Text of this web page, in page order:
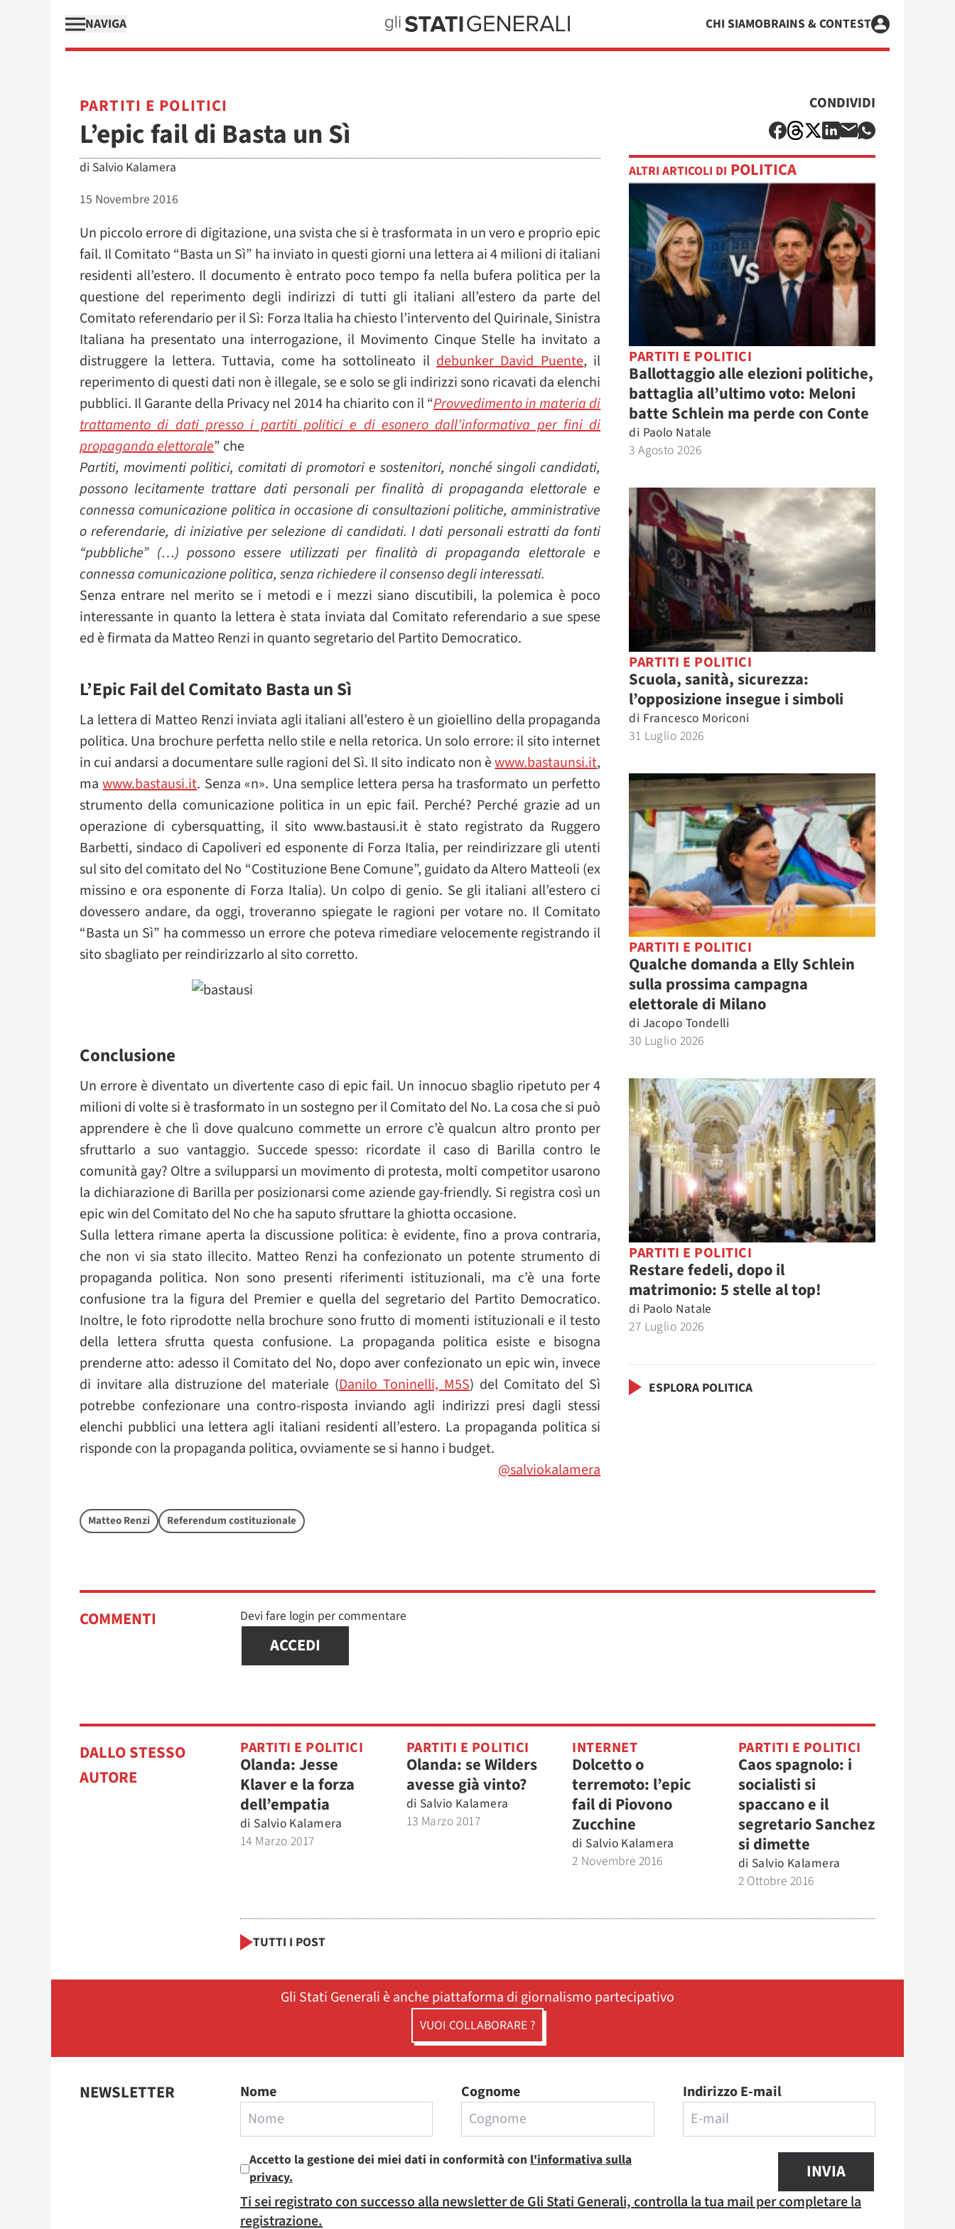
NAVIGA CHI SIAMOBRAINS & CONTEST
PARTITI E POLITICI
L’epic fail di Basta un Sì
di Salvio Kalamera
15 Novembre 2016
Un piccolo errore di digitazione, una svista che si è trasformata in un vero e proprio epic
fail. Il Comitato “Basta un Sì” ha inviato in questi giorni una lettera ai 4 milioni di italiani
residenti all’estero. Il documento è entrato poco tempo fa nella bufera politica per la
questione del reperimento degli indirizzi di tutti gli italiani all’estero da parte del
Comitato referendario per il Sì: Forza Italia ha chiesto l’intervento del Quirinale, Sinistra
Italiana ha presentato una interrogazione, il Movimento Cinque Stelle ha invitato a
distruggere la lettera. Tuttavia, come ha sottolineato ildebunker David Puente, il
reperimento di questi dati non è illegale, se e solo se gli indirizzi sono ricavati da elenchi
pubblici. Il Garante della Privacy nel 2014 ha chiarito con il “Provvedimento in materia di
trattamento di dati presso i partiti politici e di esonero dall’informativa per fini di
propaganda elettorale” che
Partiti, movimenti politici, comitati di promotori e sostenitori, nonché singoli candidati,
possono lecitamente trattare dati personali per finalità di propaganda elettorale e
connessa comunicazione politica in occasione di consultazioni politiche, amministrative
o referendarie, di iniziative per selezione di candidati. I dati personali estratti da fonti
“pubbliche” (…) possono essere utilizzati per finalità di propaganda elettorale e
connessa comunicazione politica, senza richiedere il consenso degli interessati.
Senza entrare nel merito se i metodi e i mezzi siano discutibili, la polemica è poco
interessante in quanto la lettera è stata inviata dal Comitato referendario a sue spese
ed è firmata da Matteo Renzi in quanto segretario del Partito Democratico.
L’Epic Fail del Comitato Basta un Sì
La lettera di Matteo Renzi inviata agli italiani all’estero è un gioiellino della propaganda
politica. Una brochure perfetta nello stile e nella retorica. Un solo errore: il sito internet
in cui andarsi a documentare sulle ragioni del Sì. Il sito indicato non èwww.bastaunsi.it,
mawww.bastausi.it. Senza «n». Una semplice lettera persa ha trasformato un perfetto
strumento della comunicazione politica in un epic fail. Perché? Perché grazie ad un
operazione di cybersquatting, il sito www.bastausi.it è stato registrato da Ruggero
Barbetti, sindaco di Capoliveri ed esponente di Forza Italia, per reindirizzare gli utenti
sul sito del comitato del No “Costituzione Bene Comune”, guidato da Altero Matteoli (ex
missino e ora esponente di Forza Italia). Un colpo di genio. Se gli italiani all’estero ci
dovessero andare, da oggi, troveranno spiegate le ragioni per votare no. Il Comitato
“Basta un Sì” ha commesso un errore che poteva rimediare velocemente registrando il
sito sbagliato per reindirizzarlo al sito corretto.
Conclusione
Un errore è diventato un divertente caso di epic fail. Un innocuo sbaglio ripetuto per 4
milioni di volte si è trasformato in un sostegno per il Comitato del No. La cosa che si può
apprendere è che lì dove qualcuno commette un errore c’è qualcun altro pronto per
sfruttarlo a suo vantaggio. Succede spesso: ricordate il caso di Barilla contro le
comunità gay? Oltre a svilupparsi un movimento di protesta, molti competitor usarono
la dichiarazione di Barilla per posizionarsi come aziende gay-friendly. Si registra così un
epic win del Comitato del No che ha saputo sfruttare la ghiotta occasione.
Sulla lettera rimane aperta la discussione politica: è evidente, fino a prova contraria,
che non vi sia stato illecito. Matteo Renzi ha confezionato un potente strumento di
propaganda politica. Non sono presenti riferimenti istituzionali, ma c’è una forte
confusione tra la figura del Premier e quella del segretario del Partito Democratico.
Inoltre, le foto riprodotte nella brochure sono frutto di momenti istituzionali e il testo
della lettera sfrutta questa confusione. La propaganda politica esiste e bisogna
prenderne atto: adesso il Comitato del No, dopo aver confezionato un epic win, invece
di invitare alla distruzione del materiale (Danilo Toninelli, M5S) del Comitato del Sì
potrebbe confezionare una contro-risposta inviando agli indirizzi presi dagli stessi
elenchi pubblici una lettera agli italiani residenti all’estero. La propaganda politica si
risponde con la propaganda politica, ovviamente se si hanno i budget.
@salviokalamera
Matteo Renzi Referendum costituzionale
CONDIVIDI
ALTRI ARTICOLI DI POLITICA
PARTITI E POLITICI
Ballottaggio alle elezioni politiche,
battaglia all’ultimo voto: Meloni
batte Schlein ma perde con Conte
di Paolo Natale
3 Agosto 2026
PARTITI E POLITICI
Scuola, sanità, sicurezza:
l’opposizione insegue i simboli
di Francesco Moriconi
31 Luglio 2026
PARTITI E POLITICI
Qualche domanda a Elly Schlein
sulla prossima campagna
elettorale di Milano
di Jacopo Tondelli
30 Luglio 2026
PARTITI E POLITICI
Restare fedeli, dopo il
matrimonio: 5 stelle al top!
di Paolo Natale
27 Luglio 2026
ESPLORA POLITICA
COMMENTI Devi fare login per commentare
ACCEDI
DALLO STESSO
AUTORE
PARTITI E POLITICI
Olanda: Jesse
Klaver e la forza
dell’empatia
di Salvio Kalamera
14 Marzo 2017
PARTITI E POLITICI
Olanda: se Wilders
avesse già vinto?
di Salvio Kalamera
13 Marzo 2017
INTERNET
Dolcetto o
terremoto: l’epic
fail di Piovono
Zucchine
di Salvio Kalamera
2 Novembre 2016
PARTITI E POLITICI
Caos spagnolo: i
socialisti si
spaccano e il
segretario Sanchez
si dimette
di Salvio Kalamera
2 Ottobre 2016
TUTTI I POST
Gli Stati Generali è anche piattaforma di giornalismo partecipativo
VUOI COLLABORARE ?
NEWSLETTER Nome Cognome Indirizzo E-mail
Accetto la gestione dei miei dati in conformità con l'informativa sulla
privacy.
INVIA
Ti sei registrato con successo alla newsletter de Gli Stati Generali, controlla la tua mail per completare la
registrazione.